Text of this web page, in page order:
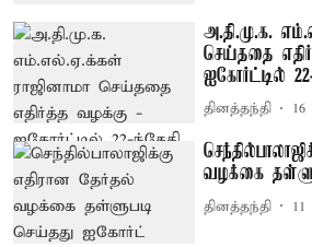
அ.தி.மு.க.
செய்ததை
ஐகோர்ட்டில்
தினத்தந்தி 16
வழக்கை
தினத்தந்தி 11